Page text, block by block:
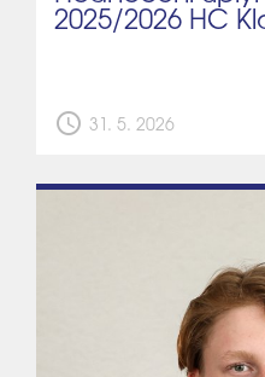
2025/2026 HC
schedule 31. 5. 2026